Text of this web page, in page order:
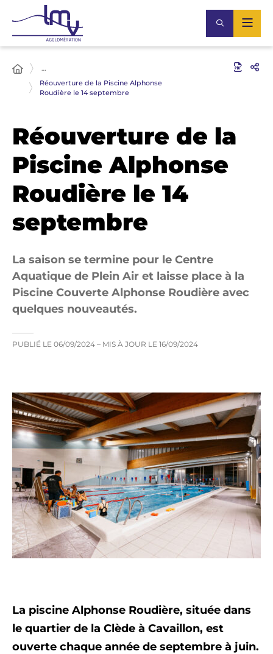
…
Réouverture de la Piscine Alphonse
Roudière le 14 septembre
Réouverture de la
Piscine Alphonse
Roudière le 14
septembre
La saison se termine pour le Centre
Aquatique de Plein Air et laisse place à la
Piscine Couverte Alphonse Roudière avec
quelques nouveautés.
PUBLIÉ LE 06/09/2024 – MIS À JOUR LE 16/09/2024
La piscine Alphonse Roudière, située dans
le quartier de la Clède à Cavaillon, est
ouverte chaque année de septembre à juin.